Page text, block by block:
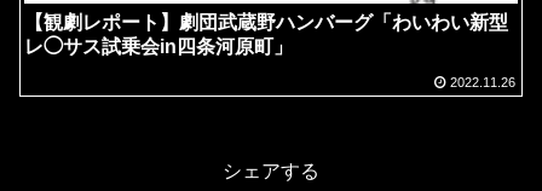
【観劇レポート】劇団武蔵野ハンバーグ「わいわい新型
レ◯サス試乗会in四条河原町」
2022.11.26
シェアする